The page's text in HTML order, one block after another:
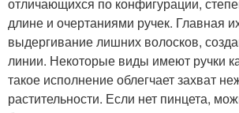
длине и очертаниями ручек. Главная
выдергивание лишних волосков,
линии. Некоторые виды имеют ручки
такое исполнение облегчает захват
растительности. Если нет пинцета,